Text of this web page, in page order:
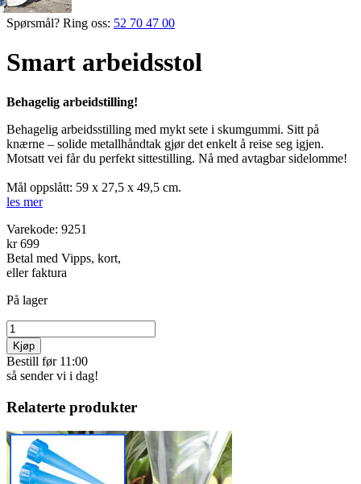
Spørsmål? Ring oss: 52 70 47 00
Smart arbeidsstol
Behagelig arbeidstilling!
Behagelig arbeidsstilling med mykt sete i skumgummi. Sitt på
knærne – solide metallhånd­tak gjør det enkelt å reise seg igjen.
Motsatt vei får du perfekt sitte­stilling. Nå med avtagbar sidelomme!
Mål oppslått: 59 x 27,5 x 49,5 cm.
les mer
Varekode: 9251
kr 699
Betal med Vipps, kort,
eller faktura
På lager
Kjøp
Bestill før 11:00
så sender vi i dag!
Relaterte produkter